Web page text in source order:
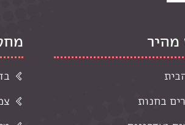
מהיר
בחנות